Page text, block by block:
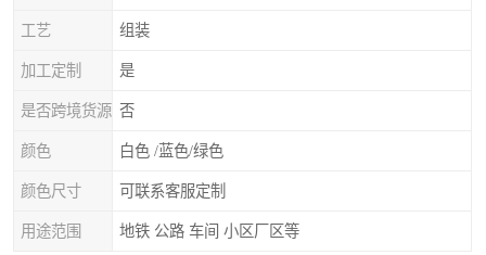
工艺 组装
加工定制 是
是否跨境货源 否
颜色 白色 /蓝色/绿色
颜色尺寸 可联系客服定制
用途范围 地铁 公路 车间 小区厂区等